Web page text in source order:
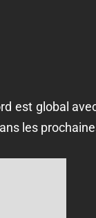
est global
les